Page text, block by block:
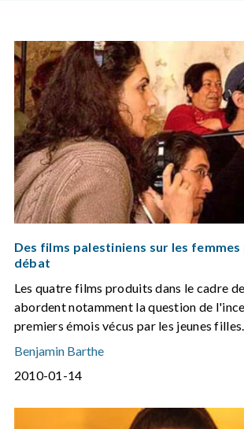
Des films palestiniens sur les
débat
Les quatre films produits dans le cadre
abordent notamment la question de
premiers émois vécus par les jeunes
Benjamin Barthe
2010-01-14